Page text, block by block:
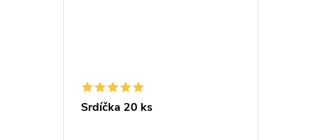
Srdíčka 20 ks